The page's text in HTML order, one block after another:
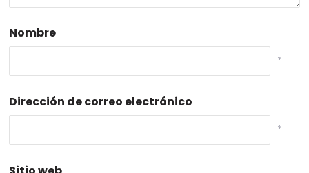
Nombre
*
Dirección de correo electrónico
*